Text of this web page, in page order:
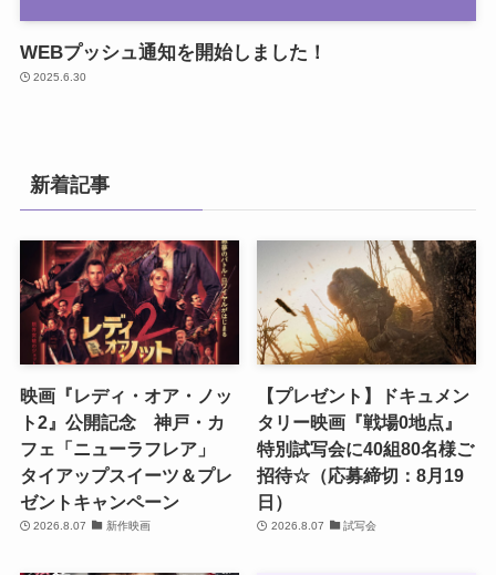
WEBプッシュ通知を開始しました！
2025.6.30
新着記事
映画『レディ・オア・ノッ
ト2』公開記念 神戸・カ
フェ「ニューラフレア」
タイアップスイーツ＆プレ
ゼントキャンペーン
2026.8.07 新作映画
【プレゼント】ドキュメン
タリー映画『戦場0地点』
特別試写会に40組80名様ご
招待☆（応募締切：8月19
日）
2026.8.07 試写会